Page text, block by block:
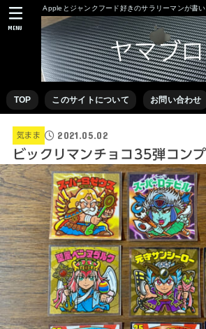
Appleとジャンクフード好きのサラリーマンが書い
TOP このサイトについて お問い合わせ
MENU
気まま 2021.05.02
ビックリマンチョコ35弾コンプ